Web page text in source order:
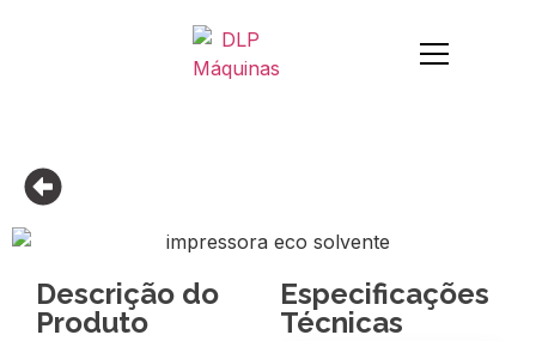
Descrição do
Produto
Especificações
Técnicas